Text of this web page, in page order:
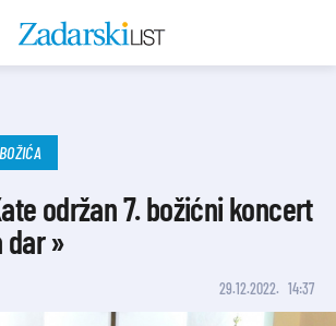
održan 7. božićni koncert
dar »
29.12.2022. 14:37